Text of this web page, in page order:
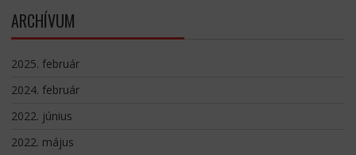
ARCHÍVUM
2025. február
2024. február
2022. június
2022. május